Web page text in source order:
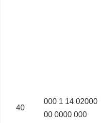
40
000 1 14 02000
00 0000 000